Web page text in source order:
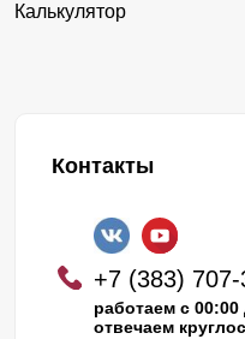
Калькулятор
Контакты
+7 (383)
работаем с 00:00
отвечаем